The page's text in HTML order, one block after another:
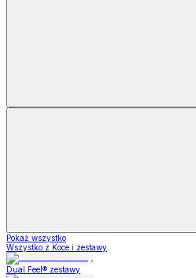
Pokaż wszystko
Wszystko z Koce i zestawy
Dual Feel® zestawy